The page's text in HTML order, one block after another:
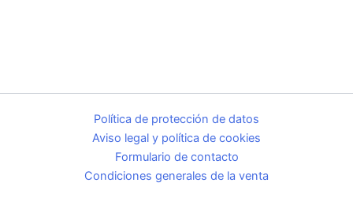
Política de protección de datos
Aviso legal y política de cookies
Formulario de contacto
Condiciones generales de la venta